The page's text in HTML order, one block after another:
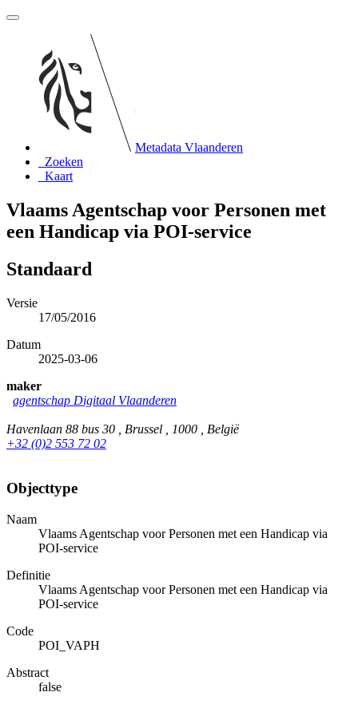
Metadata Vlaanderen
Zoeken
Kaart
Vlaams Agentschap voor Personen met
een Handicap via POI-service
Standaard
Versie
17/05/2016
Datum
2025-03-06
maker
agentschap Digitaal Vlaanderen
Havenlaan 88 bus 30 , Brussel , 1000 , België
+32 (0)2 553 72 02
Objecttype
Naam
Vlaams Agentschap voor Personen met een Handicap via
POI-service
Definitie
Vlaams Agentschap voor Personen met een Handicap via
POI-service
Code
POI_VAPH
Abstract
false